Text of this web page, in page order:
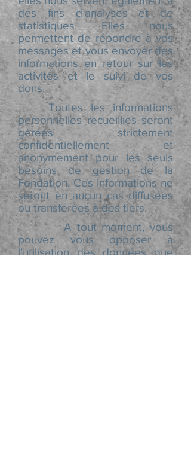
des fins d’analyses et de
statistiques. Elles nous
permettent de répondre à vos
messages et vous envoyer des
informations en retour sur les
activités et le suivi de vos
dons.
Toutes les informations
personnelles recueillies seront
gérées strictement
confidentiellement et
anonymement pour les seuls
besoins de gestion de la
Fondation. Ces informations ne
seront en aucun cas diffusées
ou transférées à des tiers.
A tout moment, vous
pouvez vous opposer à
l’utilisation des données que